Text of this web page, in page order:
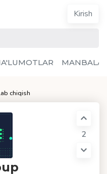
Kirish
chiqish
2